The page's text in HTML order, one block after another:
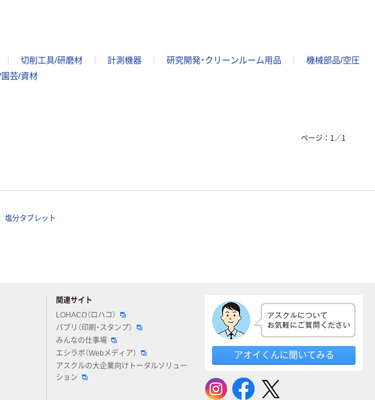
切削工具/研磨材 計測機器 研究開発・クリーンルーム用品
機械部品/空圧
芸/資材
ページ： 1 ／1
塩分タブレット
関連サイト
LOHACO（ロハコ）
パプリ（印刷・スタンプ）
みんなの仕事場
エシラボ（Webメディア）
アスクルの大企業向けトータルソリュー
ション
アオイくんに聞いてみる